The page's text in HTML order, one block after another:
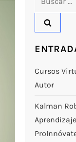
Cursos
Autor
Kalman